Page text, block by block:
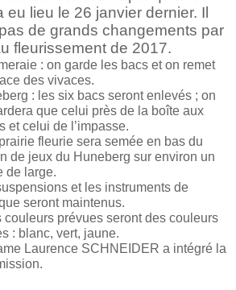
eu lieu le 26 janvier dernier. Il
de grands changements par
fleurissement de 2017.
: on garde les bacs et on remet
des vivaces.
: les six bacs seront enlevés ; on
que celui près de la boîte aux
et celui de l’impasse.
fleurie sera semée en bas du
de jeux du Huneberg sur environ un
de large.
et les instruments de
seront maintenus.
couleurs prévues seront des couleurs
: blanc, vert, jaune.
Laurence SCHNEIDER a intégré la